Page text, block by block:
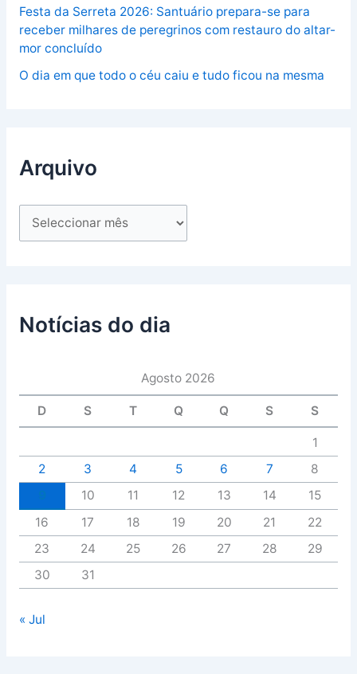
Festa da Serreta 2026: Santuário prepara-se para
receber milhares de peregrinos com restauro do altar-
mor concluído
O dia em que todo o céu caiu e tudo ficou na mesma
Arquivo
Notícias do dia
Agosto 2026
D S T Q Q S S
1
2
3 4 5 6 7
8
10 11 12 13 14
15
16
17 18 19 20 21
22
23
24 25 26 27 28
29
30
31
« Jul